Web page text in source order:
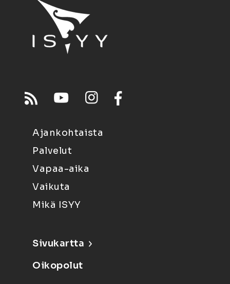
Ajankohtaista
Palvelut
Vapaa-aika
Vaikuta
Mikä ISYY
Sivukartta
Oikopolut